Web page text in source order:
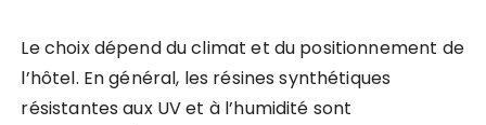
Le choix dépend du climat et du positionnement de
l’hôtel. En général, les résines synthétiques
résistantes aux UV et à l’humidité sont